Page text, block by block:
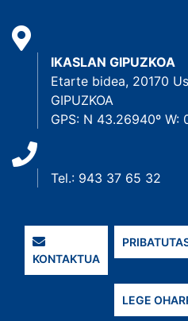
IKASLAN GIPUZKOA
Etarte bidea, 20170
GIPUZKOA
GPS: N 43.26940º W:
Tel.: 943 37 65 32
KONTAKTUA
LEGE